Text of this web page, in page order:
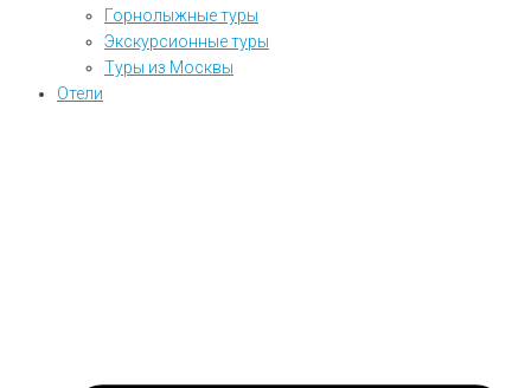
Горнолыжные туры
Экскурсионные туры
Туры из Москвы
Отели